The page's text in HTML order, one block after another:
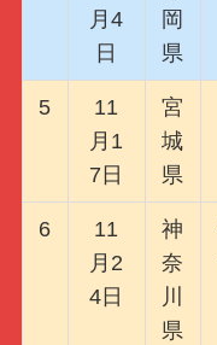
月4
日
岡
県
5
11
月1
7日
宮
城
県
6
11
月2
4日
神
奈
川
県